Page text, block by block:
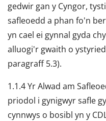
gedwir gan y Cyngor,
safleoedd a phan fo'n
yn cael ei gynnal gyda
alluogi'r gwaith o
paragraff 5.3).
1.1.4 Yr Alwad am
priodol i gynigwyr safle
cynnwys o bosibl yn y